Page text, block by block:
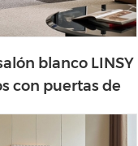
blanco LINSY
con puertas de